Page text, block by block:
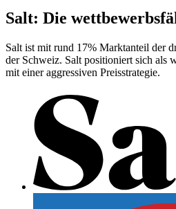
Salt: Die
Salt ist mit rund 17% Marktanteil der
der Schweiz. Salt positioniert sich als
mit einer aggressiven Preisstrategie.